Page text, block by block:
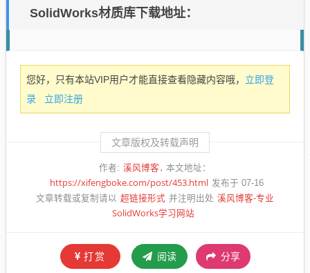
SolidWorks材质库下载地址：
您好，只有本站VIP用户才能直接查看隐藏内容哦， 立即登
录
立即注册
文章版权及转载声明
作者: 溪风博客 本文地址：
https://xifengboke.com/post/453.html 发布于 07-16
文章转载或复制请以 超链接形式 并注明出处 溪风博客-专业
SolidWorks学习网站
打赏 阅读 分享